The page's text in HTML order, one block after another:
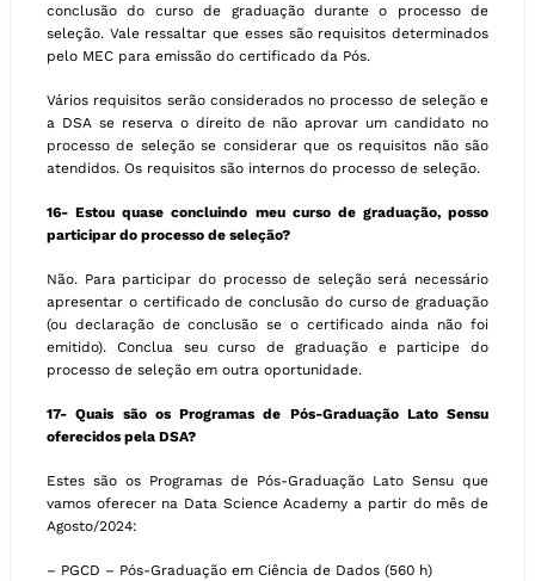
conclusão do curso de graduação durante o processo de
seleção. Vale ressaltar que esses são requisitos determinados
pelo MEC para emissão do certificado da Pós.
Vários requisitos serão considerados no processo de seleção e
a DSA se reserva o direito de não aprovar um candidato no
processo de seleção se considerar que os requisitos não são
atendidos. Os requisitos são internos do processo de seleção.
16- Estou quase concluindo meu curso de graduação, posso
participar do processo de seleção?
Não. Para participar do processo de seleção será necessário
apresentar o certificado de conclusão do curso de graduação
(ou declaração de conclusão se o certificado ainda não foi
emitido). Conclua seu curso de graduação e participe do
processo de seleção em outra oportunidade.
17- Quais são os Programas de Pós-Graduação Lato Sensu
oferecidos pela DSA?
Estes são os Programas de Pós-Graduação Lato Sensu que
vamos oferecer na Data Science Academy a partir do mês de
Agosto/2024:
– PGCD – Pós-Graduação em Ciência de Dados (560 h)